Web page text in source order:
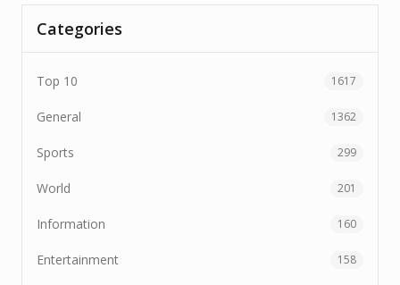
Categories
Top 10 1617
General 1362
Sports 299
World 201
Information 160
Entertainment 158